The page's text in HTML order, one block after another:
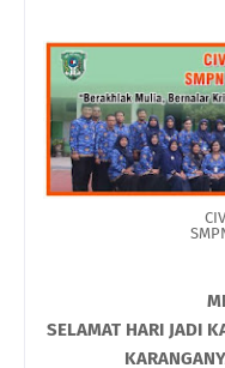
SELAMAT HARI JADI